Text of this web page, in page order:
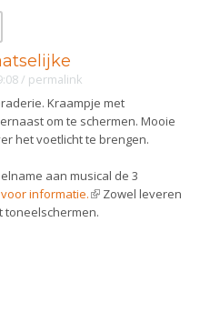
/ permalink
Kraampje met
om te schermen. Mooie
het voetlicht te brengen.
aan musical de 3
informatie.(link is external)
Zowel leveren
toneelschermen.